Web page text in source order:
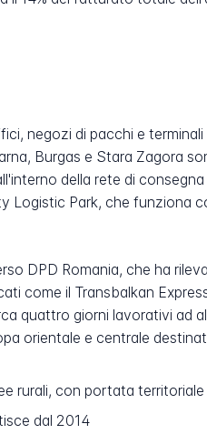
negozi di pacchi e
Burgas e Stara Zagora
della rete di
Logistic Park, che funziona
DPD Romania, che ha
come il Transbalkan
quattro giorni lavorativi ad
orientale e centrale
rurali, con portata territoriale
dal 2014